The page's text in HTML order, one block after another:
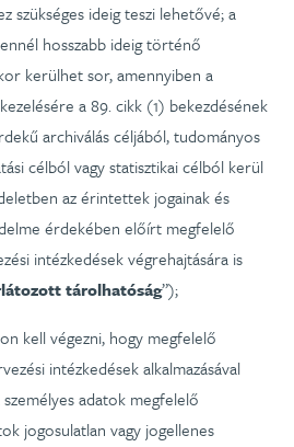
szükséges ideig teszi lehetővé; a
hosszabb ideig történő
kerülhet sor, amennyiben a
a 89. cikk (1) bekezdésének
archiválás céljából, tudományos
célból vagy statisztikai célból kerül
az érintettek jogainak és
érdekében előírt megfelelő
intézkedések végrehajtására is
tárolhatóság”);
kell végezni, hogy megfelelő
intézkedések alkalmazásával
adatok megfelelő
jogosulatlan vagy jogellenes